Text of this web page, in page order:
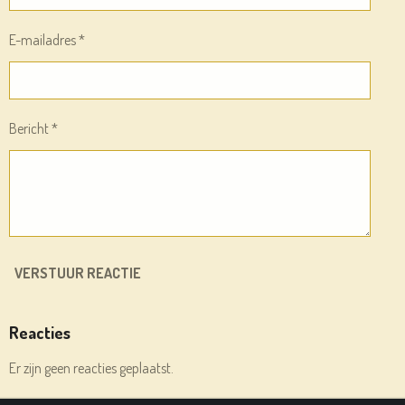
E-mailadres *
Bericht *
VERSTUUR REACTIE
Reacties
Er zijn geen reacties geplaatst.